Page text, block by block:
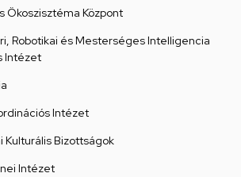
Ökoszisztéma Központ
Robotikai és Mesterséges Intelligencia
Intézet
Intézet
Kulturális Bizottságok
Intézet